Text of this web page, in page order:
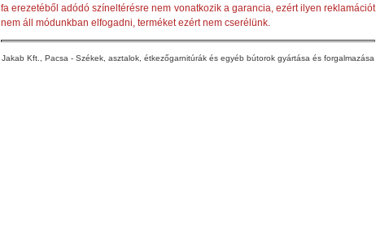
fa erezetéből adódó színeltérésre nem vonatkozik a garancia, ezért ilyen reklamációt
nem áll módunkban elfogadni, terméket ezért nem cserélünk.
Jakab Kft., Pacsa - Székek, asztalok, étkezőgarnitúrák és egyéb bútorok gyártása és forgalmazása